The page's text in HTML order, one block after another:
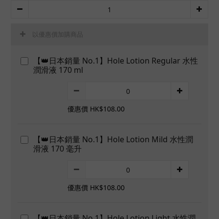
以優惠價加購商品
【👑日本銷量 No.1】Hole Lotion Regular 水性
潤滑液 170 ml
優惠價 HK$108.00
【👑日本銷量 No.1】Hole Lotion Mild 水性潤
滑液 170 毫升
優惠價 HK$108.00